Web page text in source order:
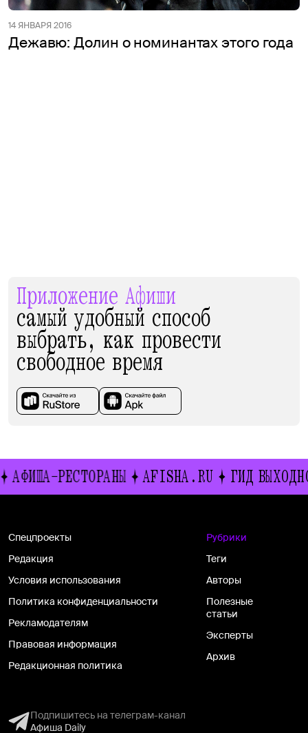
14 ЯНВАРЯ 2016
Дежавю: Долин о номинантах этого года
Приложение Афиши
самый удобный способ
выбрать, как провести
свободное время
РЕСТОРАНЫ AFISHA.RU ГИД ВЫХОДНОГО
Спецпроекты
Редакция
Условия использования
Политика конфиденциальности
Рекламодателям
Правовая информация
Редакционная политика
Рубрики
Теги
Авторы
Полезные
статьи
Эксперты
Архив
Подпишитесь на телеграм-канал
Афиша Daily